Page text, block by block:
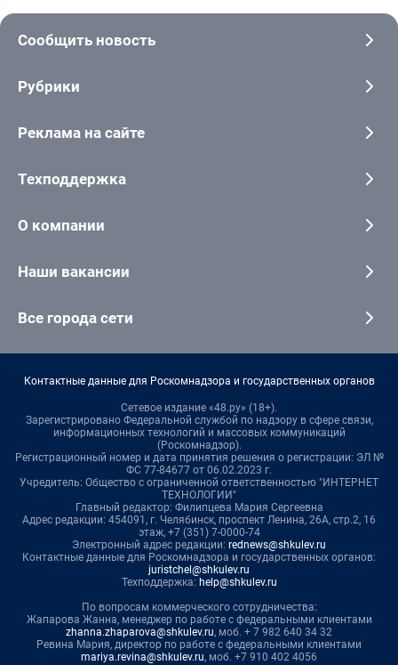
Сообщить новость
Рубрики
Реклама на сайте
Техподдержка
О компании
Наши вакансии
Все города сети
Контактные данные для Роскомнадзора и государственных органов
Сетевое издание «48.ру» (18+).
Зарегистрировано Федеральной службой по надзору в сфере связи,
информационных технологий и массовых коммуникаций
(Роскомнадзор).
Регистрационный номер и дата принятия решения о регистрации: ЭЛ №
ФС 77-84677 от 06.02.2023 г.
Учредитель: Общество с ограниченной ответственностью "ИНТЕРНЕТ
ТЕХНОЛОГИИ"
Главный редактор: Филипцева Мария Сергеевна
Адрес редакции: 454091, г. Челябинск, проспект Ленина, 26А, стр.2, 16
этаж, +7 (351) 7-0000-74
Электронный адрес редакции: rednews@shkulev.ru
Контактные данные для Роскомнадзора и государственных органов:
juristchel@shkulev.ru
Техподдержка: help@shkulev.ru
По вопросам коммерческого сотрудничества:
Жапарова Жанна, менеджер по работе с федеральными клиентами
zhanna.zhaparova@shkulev.ru, моб. + 7 982 640 34 32
Ревина Мария, директор по работе с федеральными клиентами
mariya.revina@shkulev.ru, моб. +7 910 402 4056